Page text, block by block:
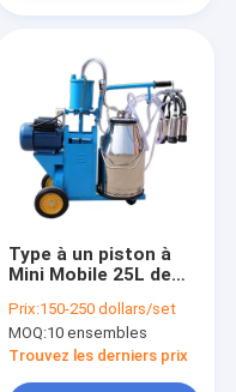
Type à un piston à
Mini Mobile 25L de
portative
automatique de
vache
Prix:150-250 dollars/set
MOQ:10 ensembles
Trouvez les derniers prix